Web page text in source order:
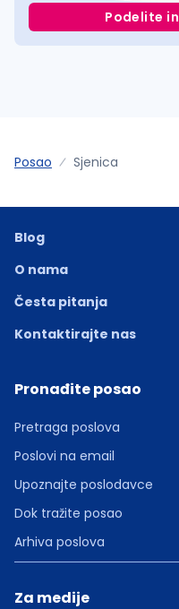
Podelite
Posao Sjenica
Blog
O nama
Česta pitanja
Kontaktirajte nas
Pronađite posao
Pretraga poslova
Poslovi na email
Upoznajte poslodavce
Dok tražite posao
Arhiva poslova
Za medije